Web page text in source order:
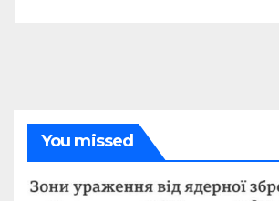
You missed